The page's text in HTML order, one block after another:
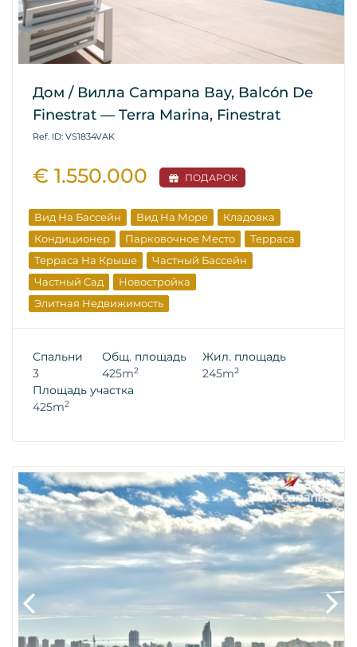
Дом / Вилла Campana Bay, Balcón De
Finestrat — Terra Marina, Finestrat
Ref. ID: VS1834VAK
€ 1.550.000 ПОДАРОК
Вид На Бассейн Вид На Море
Кладовка
Кондиционер
Парковочное Место
Терраса
Терраса На Крыше
Частный Бассейн
Частный Сад
Новостройка
Элитная Недвижимость
Спальни
3
Общ. площадь
425m2
Жил. площадь
245m2
Площадь участка
425m2